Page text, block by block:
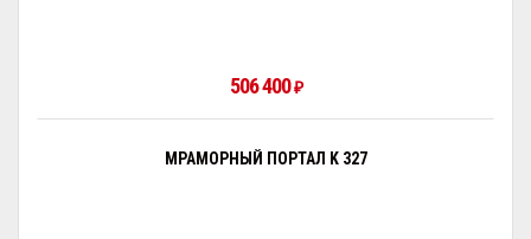
506 400₽
МРАМОРНЫЙ ПОРТАЛ K 327